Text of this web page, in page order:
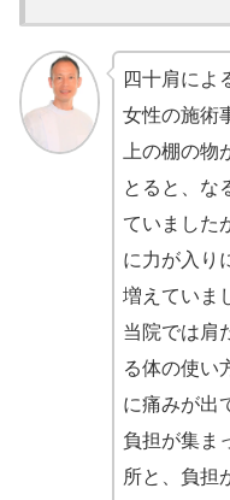
四十肩によ
女性の施術
上の棚の
とると、な
ていました
に力が入り
増えていま
当院では肩
る体の使い
に痛みが出
負担が集ま
所と、負担